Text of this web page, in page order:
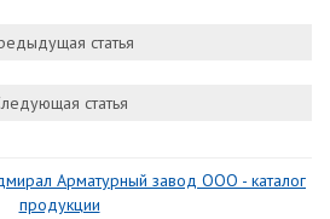
статья
статья
Арматурный завод ООО - каталог
продукции